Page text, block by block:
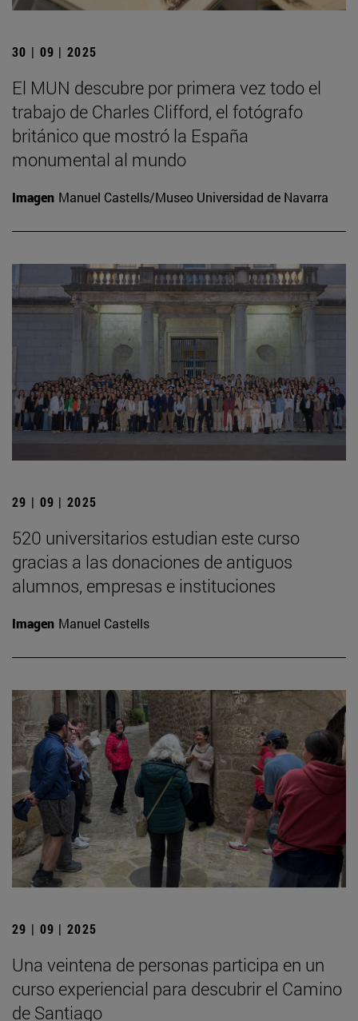
30 | 09 | 2025
El MUN descubre por primera vez todo el
trabajo de Charles Clifford, el fotógrafo
británico que mostró la España
monumental al mundo
Imagen Manuel Castells/Museo Universidad de Navarra
29 | 09 | 2025
520 universitarios estudian este curso
gracias a las donaciones de antiguos
alumnos, empresas e instituciones
Imagen Manuel Castells
29 | 09 | 2025
Una veintena de personas participa en un
curso experiencial para descubrir el Camino
de Santiago